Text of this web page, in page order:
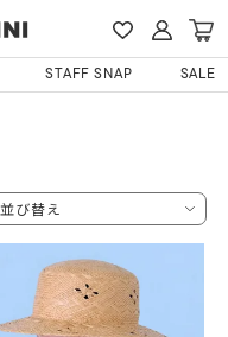
STAFF SNAP SALE
並び替え